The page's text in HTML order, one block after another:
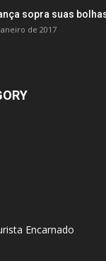
sopra suas
de 2017
Encarnado